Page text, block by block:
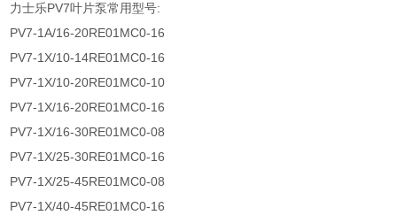
力士乐PV7叶片泵常用型号:
PV7-1A/16-20RE01MC0-16
PV7-1X/10-14RE01MC0-16
PV7-1X/10-20RE01MC0-10
PV7-1X/16-20RE01MC0-16
PV7-1X/16-30RE01MC0-08
PV7-1X/25-30RE01MC0-16
PV7-1X/25-45RE01MC0-08
PV7-1X/40-45RE01MC0-16